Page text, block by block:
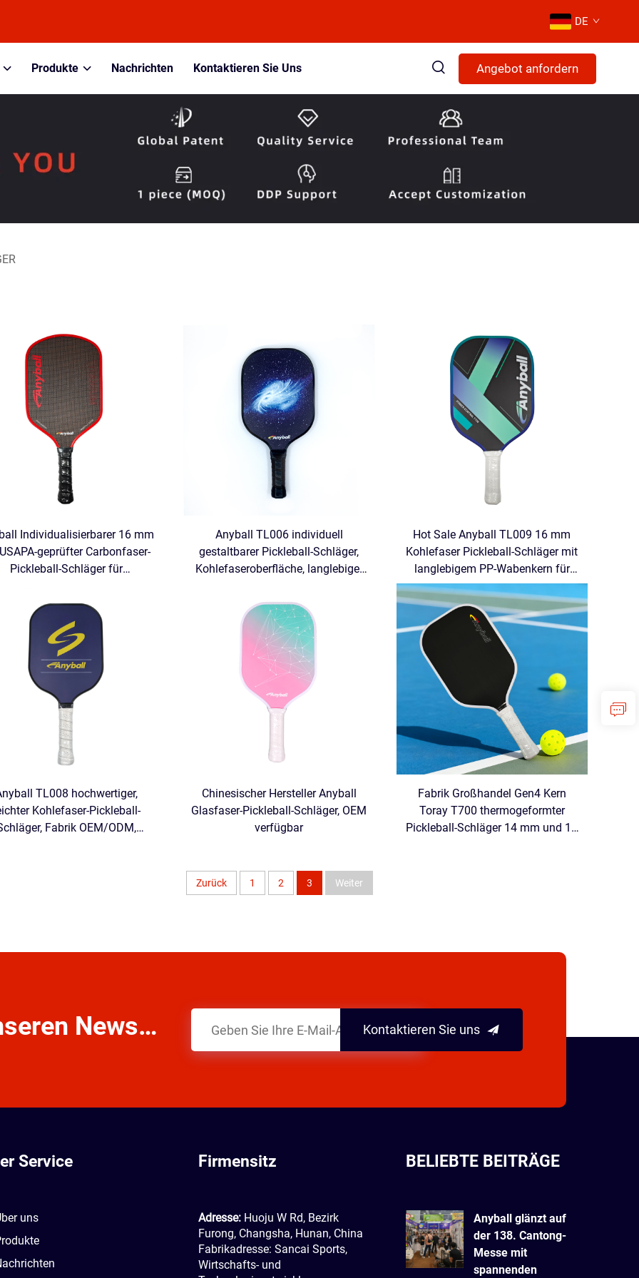
DE
Produkte Nachrichten Kontaktieren Sie Uns Angebot anfordern
Individualisierbarer 16 mm
geprüfter Carbonfaser-
Pickleball-Schläger für
thermogeformt, 18K T700
Wabenkern
Anyball TL006 individuell
gestaltbarer Pickleball-Schläger,
Kohlefaseroberfläche, langlebiger
für Unterhaltung
Hot Sale Anyball TL009 16 mm
Kohlefaser Pickleball-Schläger mit
langlebigem PP-Wabenkern für
Sportunterhaltung, Fabriklieferung
TL008 hochwertiger,
Kohlefaser-Pickleball-
Fabrik OEM/ODM,
Chinesischer Hersteller Anyball
Glasfaser-Pickleball-Schläger, OEM
verfügbar
Fabrik Großhandel Gen4 Kern
Toray T700 thermogeformter
Pickleball-Schläger 14 mm und 16
Zurück 1 2 3 Weiter
Abonnieren Sie unseren Newsletter Kontaktieren Sie uns
Service
uns
Firmensitz
Adresse: Huoju W Rd, Bezirk
Furong, Changsha, Hunan, China
Fabrikadresse: Sancai Sports,
Wirtschafts- und
BELIEBTE BEITRÄGE
Anyball glänzt auf
der 138. Cantong-
Messe mit
spannenden